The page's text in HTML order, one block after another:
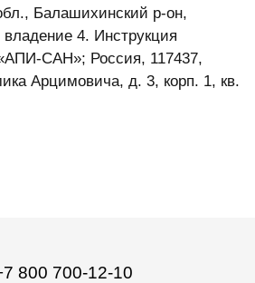
Балашихинский р-он,
4. Инструкция
САН»; Россия, 117437,
Арцимовича, д. 3, корп. 1, кв.
800 700-12-10